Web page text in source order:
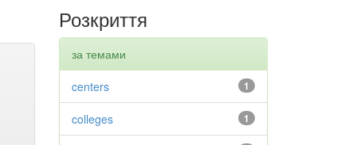
Розкриття
за темами
1
centers
1
colleges